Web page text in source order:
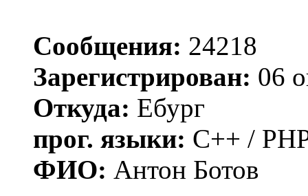
Сообщения: 24218
Зарегистрирован: 06
Откуда: Ебург
прог. языки: C++ /
ФИО: Антон Ботов